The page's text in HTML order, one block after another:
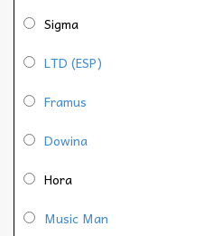
Sigma
LTD (ESP)
Framus
Dowina
Hora
Music Man